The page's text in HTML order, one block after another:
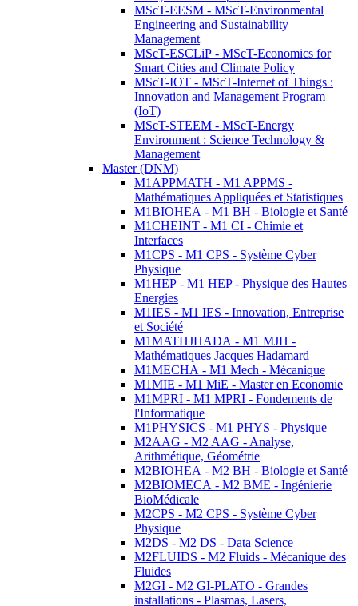
MScT-EESM - MScT-Environmental
Engineering and Sustainability
Management
MScT-ESCLiP - MScT-Economics for
Smart Cities and Climate Policy
MScT-IOT - MScT-Internet of Things :
Innovation and Management Program
(IoT)
MScT-STEEM - MScT-Energy
Environment : Science Technology &
Management
Master (DNM)
M1APPMATH - M1 APPMS -
Mathématiques Appliquées et Statistiques
M1BIOHEA - M1 BH - Biologie et Santé
M1CHEINT - M1 CI - Chimie et
Interfaces
M1CPS - M1 CPS - Système Cyber
Physique
M1HEP - M1 HEP - Physique des Hautes
Energies
M1IES - M1 IES - Innovation, Entreprise
et Société
M1MATHJHADA - M1 MJH -
Mathématiques Jacques Hadamard
M1MECHA - M1 Mech - Mécanique
M1MIE - M1 MiE - Master en Economie
M1MPRI - M1 MPRI - Fondements de
l'Informatique
M1PHYSICS - M1 PHYS - Physique
M2AAG - M2 AAG - Analyse,
Arithmétique, Géométrie
M2BIOHEA - M2 BH - Biologie et Santé
M2BIOMECA - M2 BME - Ingénierie
BioMédicale
M2CPS - M2 CPS - Système Cyber
Physique
M2DS - M2 DS - Data Science
M2FLUIDS - M2 Fluids - Mécanique des
Fluides
M2GI - M2 GI-PLATO - Grandes
installations - Plasmas, Lasers,